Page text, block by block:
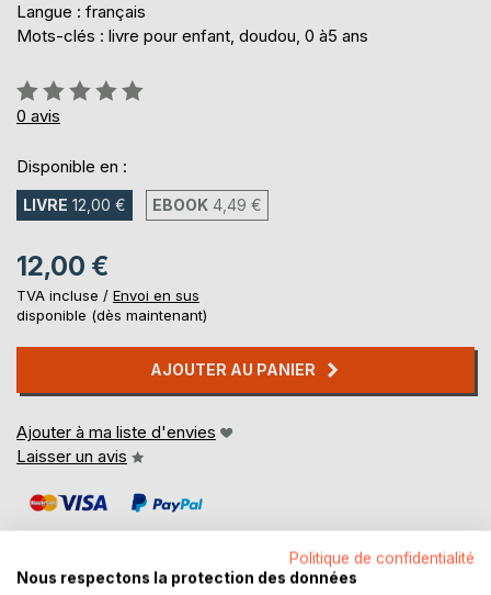
Langue : français
Mots-clés : livre pour enfant, doudou, 0 à5 ans
Évaluation:
0%
0 avis
Disponible en :
LIVRE 12,00 € EBOOK 4,49 €
12,00 €
TVA incluse / Envoi en sus
disponible (dès maintenant)
AJOUTER AU PANIER
Ajouter à ma liste d'envies
Laisser un avis
Politique de confidentialité
Nous respectons la protection des données